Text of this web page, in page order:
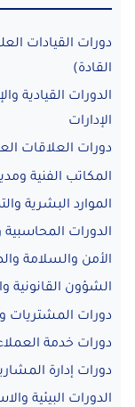
دورات القيادات
القادة)
الدورات القيادية
الإدارات
دورات العلاقات
المكاتب الفنية
الموارد البشرية
الدورات المحاسبية
الأمن والسلامة
الشؤون القانونية
دورات المشتريات
دورات خدمة
دورات إدارة
الدورات البيئية